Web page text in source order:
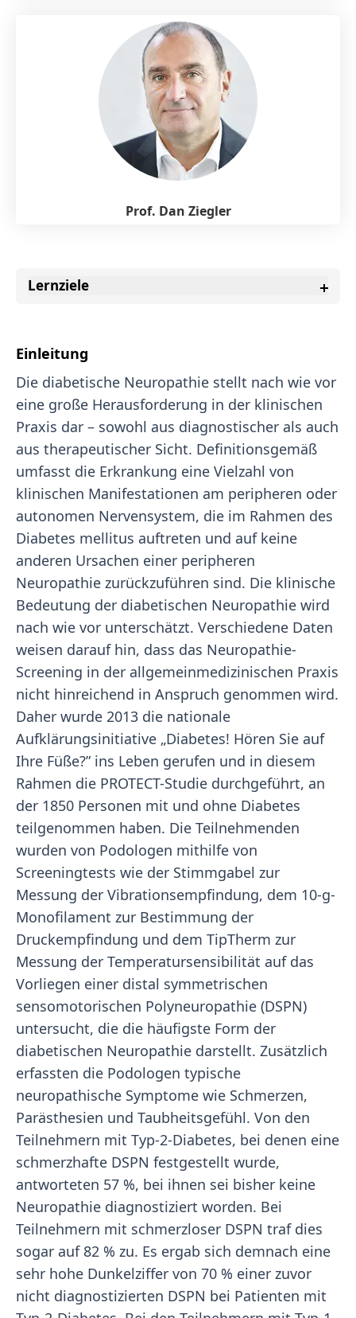
Prof. Dan Ziegler
Lernziele
Einleitung
Die diabetische Neuropathie stellt nach wie vor
eine große Herausforderung in der klinischen
Praxis dar – sowohl aus diagnostischer als auch
aus therapeutischer Sicht. Definitionsgemäß
umfasst die Erkrankung eine Vielzahl von
klinischen Manifestationen am peripheren oder
autonomen Nervensystem, die im Rahmen des
Diabetes mellitus auftreten und auf keine
anderen Ursachen einer peripheren
Neuropathie zurückzuführen sind. Die klinische
Bedeutung der diabetischen Neuropathie wird
nach wie vor unterschätzt. Verschiedene Daten
weisen darauf hin, dass das Neuropathie-
Screening in der allgemeinmedizinischen Praxis
nicht hinreichend in Anspruch genommen wird.
Daher wurde 2013 die nationale
Aufklärungsinitiative „Diabetes! Hören Sie auf
Ihre Füße?” ins Leben gerufen und in diesem
Rahmen die PROTECT-Studie durchgeführt, an
der 1850 Personen mit und ohne Diabetes
teilgenommen haben. Die Teilnehmenden
wurden von Podologen mithilfe von
Screeningtests wie der Stimmgabel zur
Messung der Vibrationsempfindung, dem 10-g-
Monofilament zur Bestimmung der
Druckempfindung und dem TipTherm zur
Messung der Temperatursensibilität auf das
Vorliegen einer distal symmetrischen
sensomotorischen Polyneuropathie (DSPN)
untersucht, die die häufigste Form der
diabetischen Neuropathie darstellt. Zusätzlich
erfassten die Podologen typische
neuropathische Symptome wie Schmerzen,
Parästhesien und Taubheitsgefühl. Von den
Teilnehmern mit Typ-2-Diabetes, bei denen eine
schmerzhafte DSPN festgestellt wurde,
antworteten 57 %, bei ihnen sei bisher keine
Neuropathie diagnostiziert worden. Bei
Teilnehmern mit schmerzloser DSPN traf dies
sogar auf 82 % zu. Es ergab sich demnach eine
sehr hohe Dunkelziffer von 70 % einer zuvor
nicht diagnostizierten DSPN bei Patienten mit